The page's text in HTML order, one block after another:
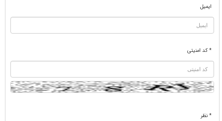
ایمیل
* کد امنیتی
* نظر